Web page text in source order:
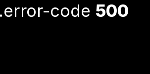
code 500